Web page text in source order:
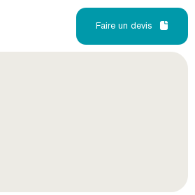
Faire un devis